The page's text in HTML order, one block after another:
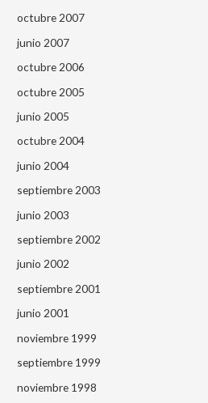
octubre 2007
junio 2007
octubre 2006
octubre 2005
junio 2005
octubre 2004
junio 2004
septiembre 2003
junio 2003
septiembre 2002
junio 2002
septiembre 2001
junio 2001
noviembre 1999
septiembre 1999
noviembre 1998